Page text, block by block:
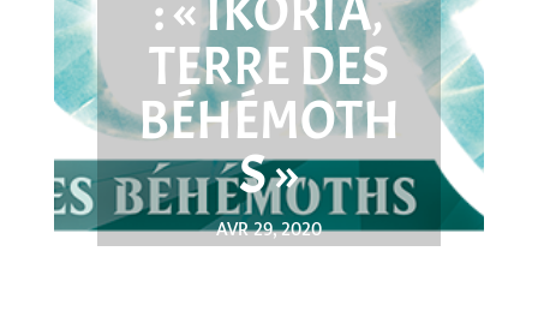
TERRE DES
BÉHÉMOTH
S »
AVR 29, 2020